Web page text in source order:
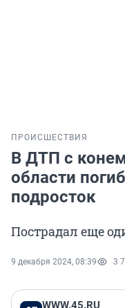
ПРОИСШЕСТВИЯ
В ДТП с
области
подросток
Пострадал еще
9 декабря 2024, 08:39 3
WWW.45.RU